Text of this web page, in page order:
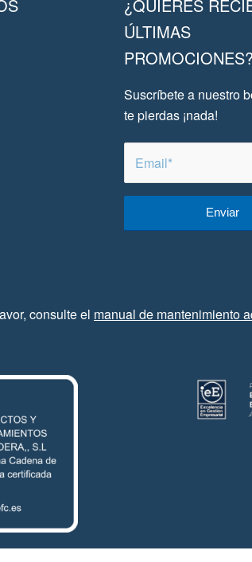
¿QUIERES
ÚLTIMAS
PROMOCIONES?
Suscríbete a nuestro
te pierdas ¡nada!
consulte el manual de mantenimiento